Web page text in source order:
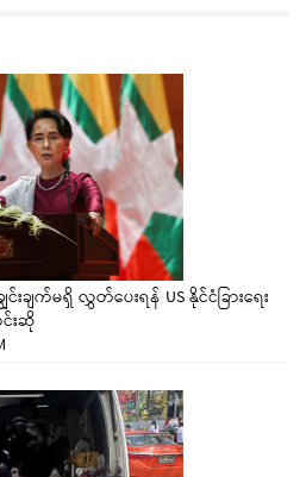
းချက်မရှိ လွှတ်ပေးရန် US နိုင်ငံခြားရေး
းဆို